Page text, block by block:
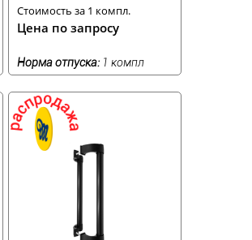
Стоимость за 1 компл.
Цена по запросу
Норма отпуска: 1 компл